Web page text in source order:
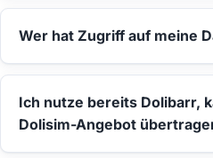
Wer hat Zugriff auf meine
Ich nutze bereits Dolibarr,
Dolisim-Angebot